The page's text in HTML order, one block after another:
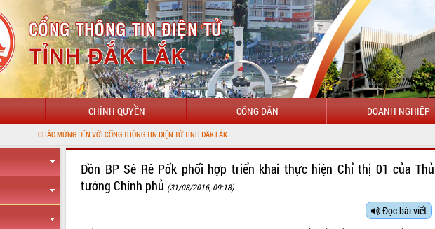
CHÍNH QUYỀN CÔNG DÂN DOANH NGHIỆP
CHÀO MỪNG ĐẾN VỚI CỔNG THÔNG TIN ĐIỆN TỬ TỈNH ĐẮK LẮK
Đồn BP Sê Rê Pốk phối hợp triển khai thực hiện Chỉ thị 01 của Thủ
tướng Chính phủ (31/08/2016, 09:18)
Đọc bài viết